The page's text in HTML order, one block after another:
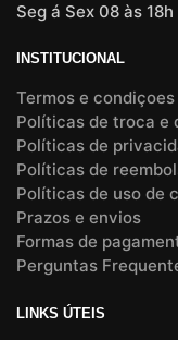
Seg á Sex 08 às 18h
INSTITUCIONAL
Termos e
Políticas de troca e
Políticas de
Políticas de
Políticas de uso de
Prazos e envios
Formas de
Perguntas
LINKS ÚTEIS